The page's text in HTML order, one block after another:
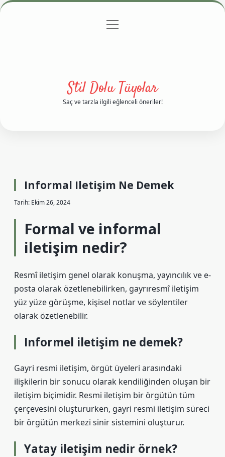
Gizlilik Politikası
menüyü
Stil Dolu Tüyolar
Saç ve tarzla ilgili eğlenceli öneriler!
Informal Iletişim Ne Demek
Tarih: Ekim 26, 2024
Formal ve informal
iletişim nedir?
Resmî iletişim genel olarak konuşma, yayıncılık ve e-
posta olarak özetlenebilirken, gayrıresmî iletişim
yüz yüze görüşme, kişisel notlar ve söylentiler
olarak özetlenebilir.
Informel iletişim ne demek?
Gayri resmi iletişim, örgüt üyeleri arasındaki
ilişkilerin bir sonucu olarak kendiliğinden oluşan bir
iletişim biçimidir. Resmi iletişim bir örgütün tüm
çerçevesini oluştururken, gayri resmi iletişim süreci
bir örgütün merkezi sinir sistemini oluşturur.
Yatay iletişim nedir örnek?